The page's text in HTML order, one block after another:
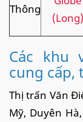
Thông
(Long)
Các khu
cung cấp,
Thị trấn Văn
Mỹ, Duyên